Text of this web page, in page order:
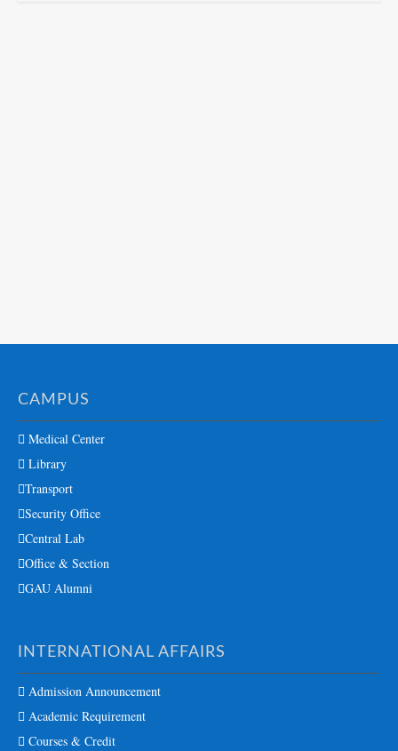
CAMPUS
Medical Center
Library
Transport
Security Office
Central Lab
Office & Section
GAU Alumni
INTERNATIONAL AFFAIRS
Admission Announcement
Academic Requirement
Courses & Credit